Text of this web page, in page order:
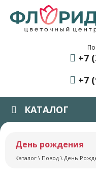
+7
+7
КАТАЛОГ
День рождения
Каталог \ Повод \ День